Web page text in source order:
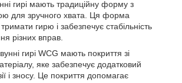
гирі мають традиційну форму з
для зручного хвата. Ця форма
гирю і забезпечує стабільність
різних вправ.
гирі WCG мають покриття зі
яке забезпечує додатковий
і зносу. Це покриття допомагає